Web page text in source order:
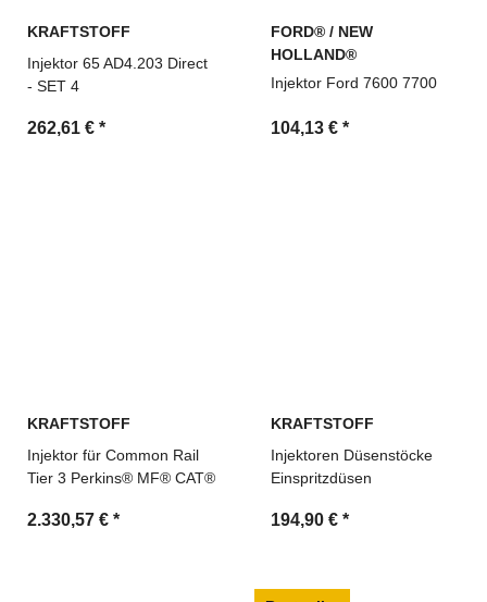
KRAFTSTOFF
Injektor 65 AD4.203 Direct
- SET 4
262,61 € *
FORD® / NEW
HOLLAND®
Injektor Ford 7600 7700
104,13 € *
KRAFTSTOFF
Injektor für Common Rail
Tier 3 Perkins® MF® CAT®
2.330,57 € *
KRAFTSTOFF
Injektoren Düsenstöcke
Einspritzdüsen
194,90 € *